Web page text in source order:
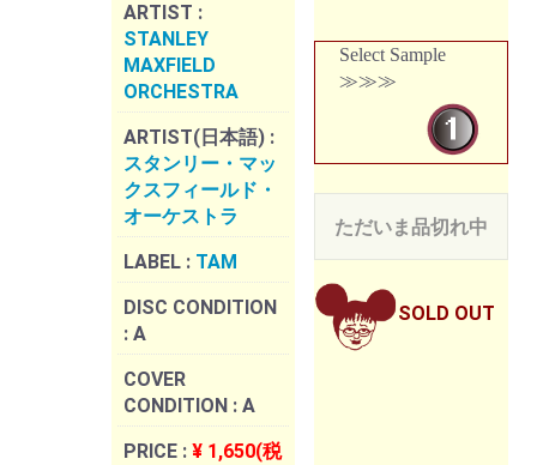
ARTIST :
STANLEY
MAXFIELD
ORCHESTRA
ARTIST(日本語) :
スタンリー・マッ
クスフィールド・
オーケストラ
LABEL : TAM
DISC CONDITION
: A
COVER
CONDITION : A
PRICE : ¥ 1,650(税
Select Sample
≫≫≫
ただいま品切れ中
SOLD OUT